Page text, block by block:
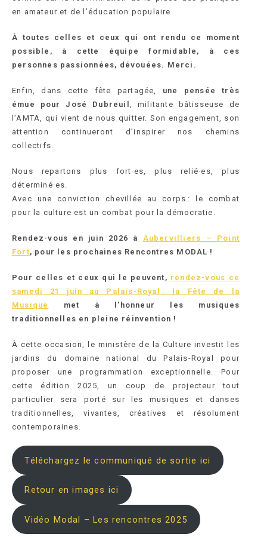
en amateur et de l’éducation populaire.
À toutes celles et ceux qui ont rendu ce moment
possible, à cette équipe formidable, à ces
personnes passionnées, dévouées. Merci.
Enfin, dans cette fête partagée, une pensée très
émue pour José Dubreuil
, militante bâtisseuse de
l’AMTA, qui vient de nous quitter. Son engagement, son
attention continueront d’inspirer nos chemins
collectifs.
Nous repartons plus fort·es, plus relié·es, plus
déterminé·es.
Avec une conviction chevillée au corps : le combat
pour la culture est un combat pour la démocratie.
Rendez-vous en juin 2026 à Aub ervilliers – Point
Fort, pour les prochaines Rencontres MODAL !
Pour celles et ceux qui le peuvent, rendez-vous ce
samedi 21 juin au Palais-Royal : la Fête de la
Musique
met à l’honneur les musiques
traditionnelles en pleine réinvention !
À cette occasion, le ministère de la Culture investit les
jardins du domaine national du Palais-Royal pour
proposer une programmation exceptionnelle. Pour
cette édition 2025, un coup de projecteur tout
particulier sera porté sur les musiques et danses
traditionnelles, vivantes, créatives et résolument
contemporaines.
Téléchargez le communiqué de sortie ici
Retour en images ici
Vidéo Modal – Les rencontres 2025